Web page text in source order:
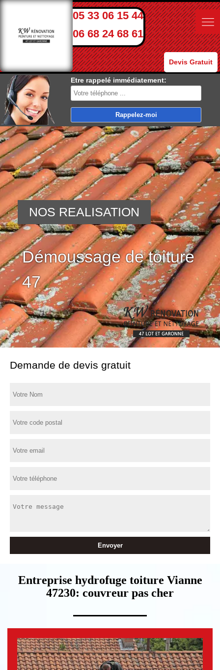
05 33 06 15 44
06 68 24 68 61
Devis Gratuit
Etre rappelé immédiatement:
Démoussage de toiture
47
NOS REALISATION
Demande de devis gratuit
Entreprise hydrofuge toiture Vianne
47230: couvreur pas cher